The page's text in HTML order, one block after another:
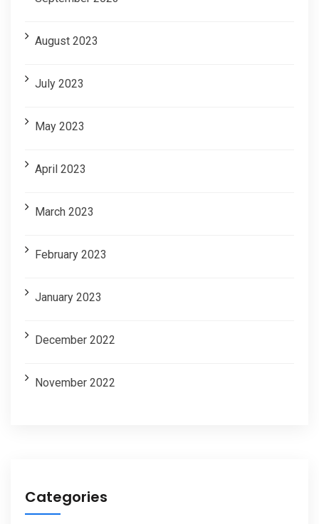
August 2023
July 2023
May 2023
April 2023
March 2023
February 2023
January 2023
December 2022
November 2022
Categories